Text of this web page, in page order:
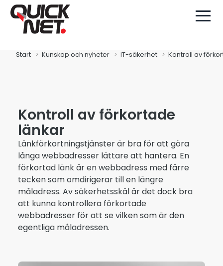
Start Kunskap och nyheter IT-säkerhet Kontroll av
Kontroll av förkortade
länkar
Länkförkortningstjänster är bra för att göra
långa webbadresser lättare att hantera. En
förkortad länk är en webbadress med färre
tecken som omdirigerar till en längre
måladress. Av säkerhetsskäl är det dock bra
att kunna kontrollera förkortade
webbadresser för att se vilken som är den
egentliga måladressen.